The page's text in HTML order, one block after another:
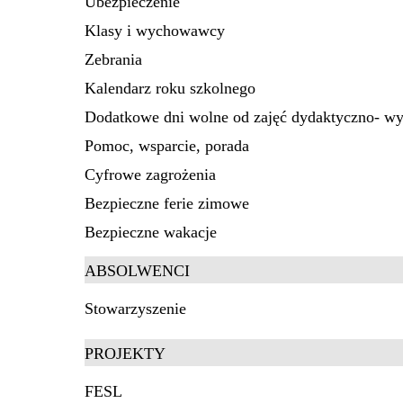
Klasy i wychowawcy
Zebrania
Kalendarz roku szkolnego
Dodatkowe dni wolne od zajęć dydaktyczno-
Pomoc, wsparcie, porada
Cyfrowe zagrożenia
Bezpieczne ferie zimowe
Bezpieczne wakacje
ABSOLWENCI
Stowarzyszenie
PROJEKTY
FESL